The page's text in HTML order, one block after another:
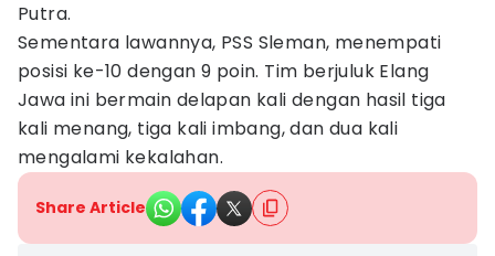
Putra.
Sementara lawannya, PSS Sleman, menempati
posisi ke-10 dengan 9 poin. Tim berjuluk Elang
Jawa ini bermain delapan kali dengan hasil tiga
kali menang, tiga kali imbang, dan dua kali
mengalami kekalahan.
Share Article